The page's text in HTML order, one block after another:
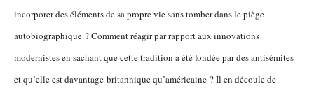
incorporer des éléments de sa propre vie sans tomber dans le piège
autobiographique ? Comment réagir par rapport aux innovations
modernistes en sachant que cette tradition a été fondée par des antisémites
et qu’elle est davantage britannique qu’américaine ? Il en découle de